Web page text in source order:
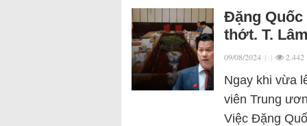
Đặng
thớt. T.
09/08/2024 | | 2.442
Ngay khi vừa
viên Trung
Việc Đặng